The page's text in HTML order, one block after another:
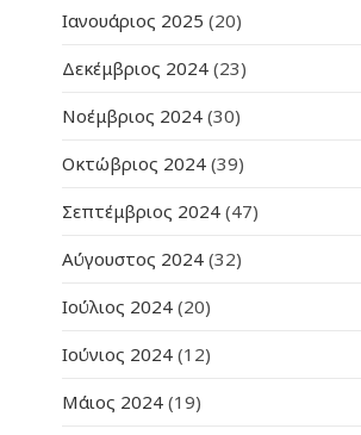
Ιανουάριος 2025 (20)
Δεκέμβριος 2024 (23)
Νοέμβριος 2024 (30)
Οκτώβριος 2024 (39)
Σεπτέμβριος 2024 (47)
Αύγουστος 2024 (32)
Ιούλιος 2024 (20)
Ιούνιος 2024 (12)
Μάιος 2024 (19)